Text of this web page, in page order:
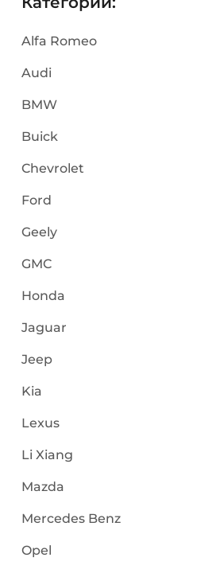
Alfa Romeo
Audi
BMW
Buick
Chevrolet
Ford
Geely
GMC
Honda
Jaguar
Jeep
Kia
Lexus
Li Xiang
Mazda
Mercedes Benz
Opel